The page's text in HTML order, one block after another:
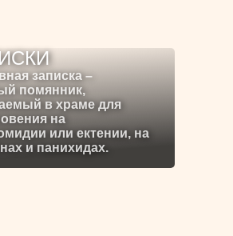
записка –
помянник,
в храме для
на
или ектении, на
и панихидах.